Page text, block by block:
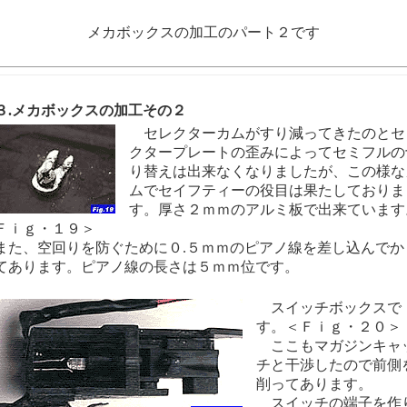
メカボックスの加工のパート２です
メカボックスの加工その２
セレクターカムがすり減ってきたのとセ
クタープレートの歪みによってセミフルの
り替えは出来なくなりましたが、この様な
ムでセイフティーの役目は果たしておりま
す。厚さ２ｍｍのアルミ板で出来ています
ｉｇ・１９＞
、空回りを防ぐために０.５ｍｍのピアノ線を差し込んでか
あります。ピアノ線の長さは５ｍｍ位です。
スイッチボックスで
す。＜Ｆｉｇ・２０＞
ここもマガジンキャ
チと干渉したので前側
削ってあります。
スイッチの端子を作